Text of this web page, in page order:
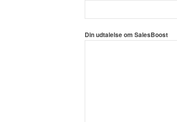
Din udtalelse om SalesBoost